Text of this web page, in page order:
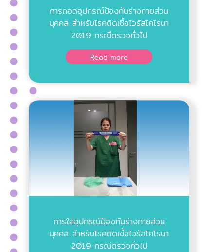
การถอดอุปกรณ์ป้องกันร่างกายส่วน
บุคคล สำหรับโรคติดเชื้อไวรัสโคโรนา
2019 กรณีตรวจทั่วไป
Read more
การใส่อุปกรณ์ป้องกันร่างกายส่วน
บุคคล สำหรับโรคติดเชื้อไวรัสโคโรนา
2019 กรณีตรวจทั่วไป